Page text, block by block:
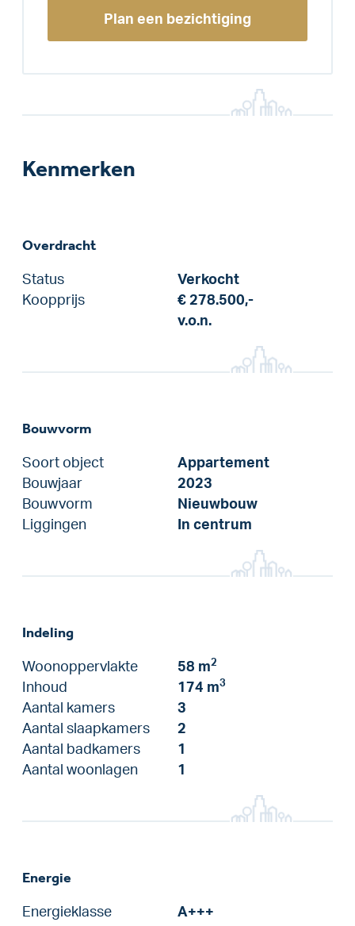
Plan een bezichtiging
Kenmerken
Overdracht
Status
Verkocht
Koopprijs
€ 278.500,-
v.o.n.
Bouwvorm
Soort object
Appartement
Bouwjaar
2023
Bouwvorm
Nieuwbouw
Liggingen
In centrum
Indeling
Woonoppervlakte 58 m2
Inhoud 174 m3
Aantal kamers
3
Aantal slaapkamers
2
Aantal badkamers
1
Aantal woonlagen
1
Energie
Energieklasse
A+++